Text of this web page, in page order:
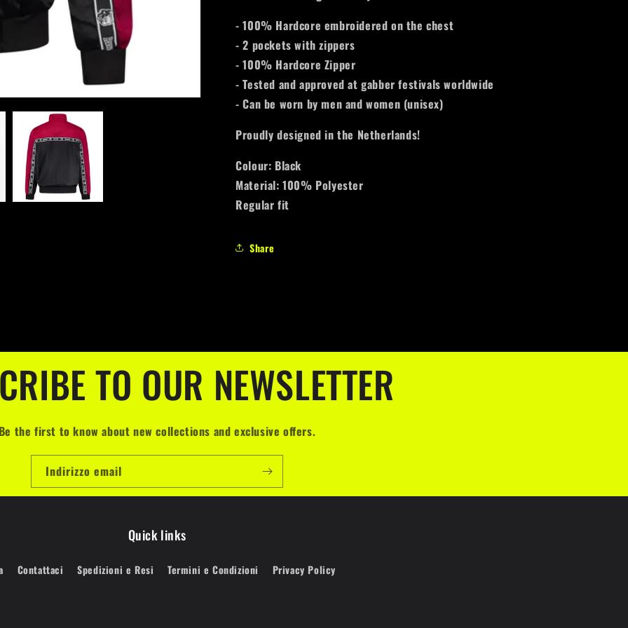
- 100% Hardcore embroidered on the chest
- 2 pockets with zippers
- 100% Hardcore Zipper
- Tested and approved at gabber festivals worldwide
- Can be worn by men and women (unisex)
Proudly designed in the Netherlands!
Colour: Black
Material: 100% Polyester
Regular fit
Share
TO OUR NEWSLETTER
Be the first to know about new collections and exclusive offers.
Indirizzo email
Quick links
Contattaci Spedizioni e Resi Termini e Condizioni Privacy Policy